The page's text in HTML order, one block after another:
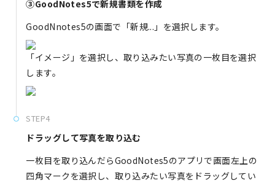
③GoodNotes5で新規書類を作成
GoodNnotes5の画面で「新規...」を選択します。
「イメージ」を選択し、取り込みたい写真の一枚目を選択
します。
STEP4
ドラッグして写真を取り込む
一枚目を取り込んだらGoodNotes5のアプリで画面左上の
四角マークを選択し、取り込みたい写真をドラッグしてい